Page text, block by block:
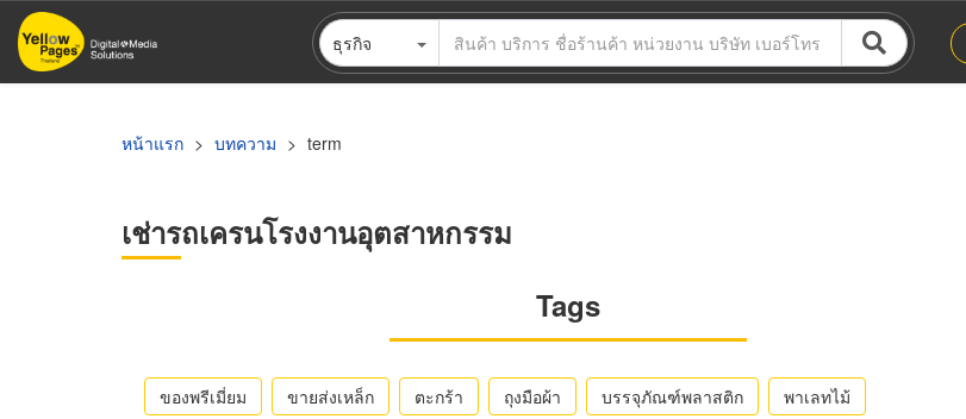
ข้าม
ไป
ธุรกิจ
หน้าแรก บทความ term
เช่ารถเครนโรงงานอุตสาหกรรม
Tags
ของพรีเมี่ยม ขายส่งเหล็ก ตะกร้า ถุงมือผ้า บรรจุภัณฑ์พลาสติก
พาเลทไม้